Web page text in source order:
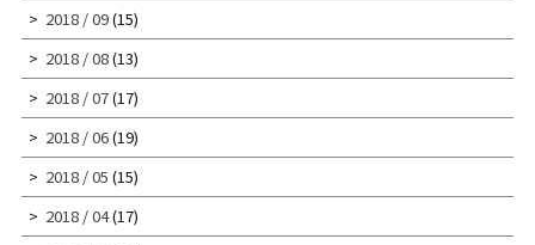
2018 / 09(15)
2018 / 08(13)
2018 / 07(17)
2018 / 06(19)
2018 / 05 (15)
2018 / 04(17)